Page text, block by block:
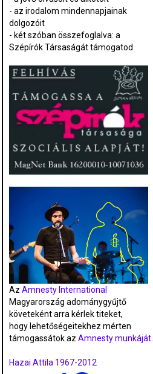
- az irodalom mindennapjainak
dolgozóit
- két szóban összefoglalva: a
Szépírók Társaságát támogatod
Az Amnesty International
Magyarország adománygyűjtő
követeként arra kérlek titeket,
hogy lehetőségeitekhez mérten
támogassátok az Amnesty munkáját.
Hazai Attila 1967-2012